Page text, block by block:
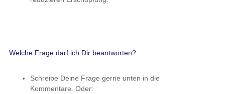
Welche Frage darf ich Dir beantworten?
Schreibe Deine Frage gerne unten in die
Kommentare. Oder: